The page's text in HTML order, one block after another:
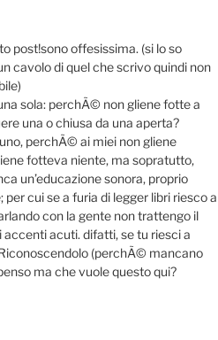
post!sono offesissima. (si lo so
cavolo di quel che scrivo quindi non
sola: perchÃ© non gliene fotte a
una o chiusa da una aperta?
perchÃ© ai miei non gliene
fotteva niente, ma sopratutto,
un’educazione sonora, proprio
cui se a furia di legger libri riesco a
con la gente non trattengo il
acuti. difatti, se tu riesci a
(perchÃ© mancano
ma che vuole questo qui?